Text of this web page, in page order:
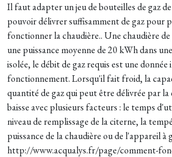
Il faut adapter un jeu de bouteilles de gaz
pouvoir délivrer suffisamment de gaz pour
fonctionner la chaudière.. Une chaudière de
une puissance moyenne de 20 kWh dans
isolée, le débit de gaz requis est une
fonctionnement. Lorsqu'il fait froid, la
quantité de gaz qui peut être délivrée par la
baisse avec plusieurs facteurs : le temps
niveau de remplissage de la citerne, la
puissance de la chaudière ou de l'appareil à
http://www.acqualys.fr/page/comment-